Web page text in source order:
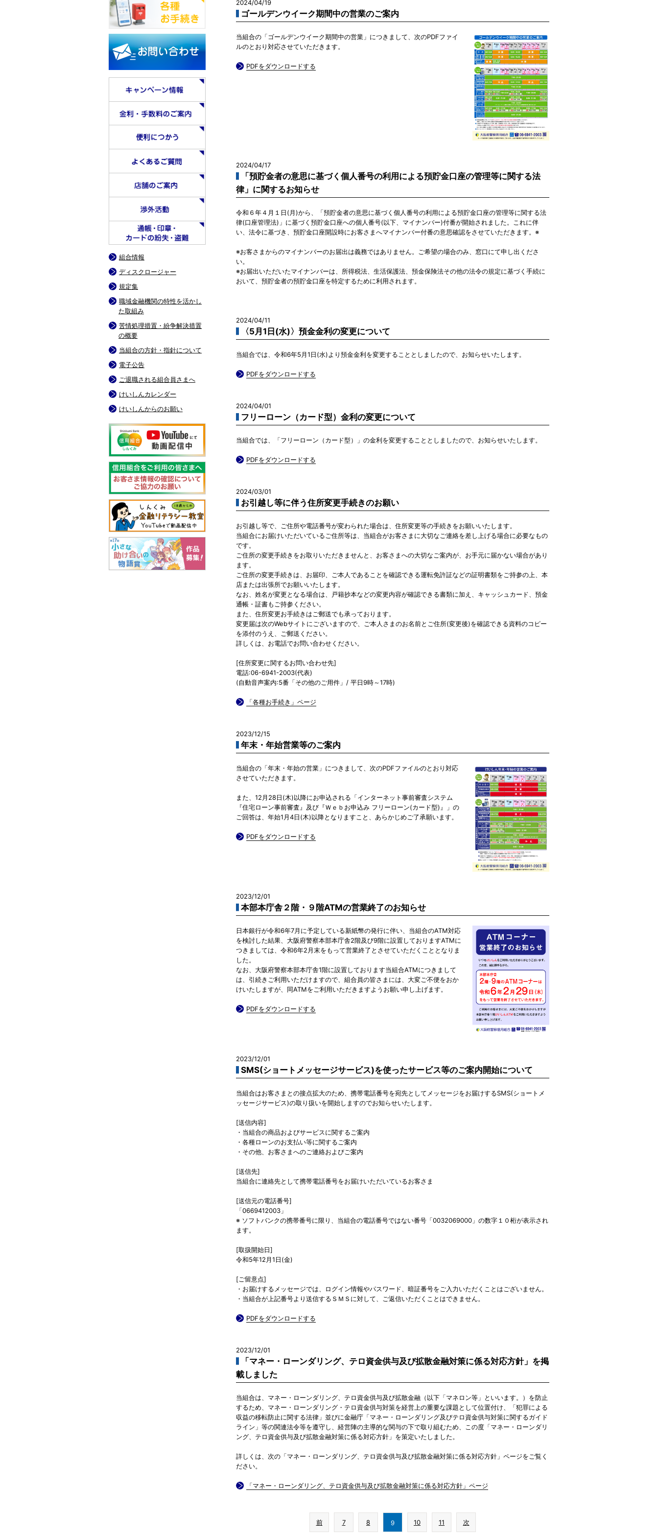
2024/04/19
ゴールデンウイーク期間中の営業のご案内
当組合の「ゴールデンウイーク期間中の営業」につきまして、次のPDFファイ
ルのとおり対応させていただきます。
PDFをダウンロードする
2024/04/17
「預貯金者の意思に基づく個人番号の利用による預貯金口座の管理等に関する法
律」に関するお知らせ
令和６年４月１日(月)から、「預貯金者の意思に基づく個人番号の利用による預貯金口座の管理等に関する法
律(口座管理法)」に基づく預貯金口座への個人番号(以下、マイナンバー)付番が開始されました。これに伴
い、法令に基づき、預貯金口座開設時にお客さまへマイナンバー付番の意思確認をさせていただきます。※
※お客さまからのマイナンバーのお届出は義務ではありません。ご希望の場合のみ、窓口にて申し出くださ
い。
※お届出いただいたマイナンバーは、所得税法、生活保護法、預金保険法その他の法令の規定に基づく手続に
おいて、預貯金者の預貯金口座を特定するために利用されます。
2024/04/11
〈5月1日(水)〉預金金利の変更について
当組合では、令和6年5月1日(水)より預金金利を変更することとしましたので、お知らせいたします。
PDFをダウンロードする
2024/04/01
フリーローン（カード型）金利の変更について
当組合では、「フリーローン（カード型）」の金利を変更することとしましたので、お知らせいたします。
PDFをダウンロードする
2024/03/01
お引越し等に伴う住所変更手続きのお願い
お引越し等で、ご住所や電話番号が変わられた場合は、住所変更等の手続きをお願いいたします。
当組合にお届けいただいているご住所等は、当組合がお客さまに大切なご連絡を差し上げる場合に必要なもの
です。
ご住所の変更手続きをお取りいただきませんと、お客さまへの大切なご案内が、お手元に届かない場合があり
ます。
ご住所の変更手続きは、お届印、ご本人であることを確認できる運転免許証などの証明書類をご持参の上、本
店または出張所でお願いいたします。
なお、姓名が変更となる場合は、戸籍抄本などの変更内容が確認できる書類に加え、キャッシュカード、預金
通帳・証書もご持参ください。
また、住所変更お手続きはご郵送でも承っております。
変更届は次のWebサイトにございますので、ご本人さまのお名前とご住所(変更後)を確認できる資料のコピー
を添付のうえ、ご郵送ください。
詳しくは、お電話でお問い合わせください。
[住所変更に関するお問い合わせ先]
電話:06-6941-2003(代表)
(自動音声案内:5番「その他のご用件」/ 平日9時～17時)
「各種お手続き」ページ
2023/12/15
年末・年始営業等のご案内
当組合の「年末・年始の営業」につきまして、次のPDFファイルのとおり対応
させていただきます。
また、12月28日(木)以降にお申込される「インターネット事前審査システム
『住宅ローン事前審査』及び『Ｗｅｂお申込み フリーローン(カード型)』」の
ご回答は、年始1月4日(木)以降となりますこと、あらかじめご了承願います。
PDFをダウンロードする
2023/12/01
本部本庁舎２階・９階ATMの営業終了のお知らせ
日本銀行が令和6年7月に予定している新紙幣の発行に伴い、当組合のATM対応
を検討した結果、大阪府警察本部本庁舎2階及び9階に設置しておりますATMに
つきましては、令和6年2月末をもって営業終了とさせていただくこととなりま
した。
なお、大阪府警察本部本庁舎1階に設置しております当組合ATMにつきまして
は、引続きご利用いただけますので、組合員の皆さまには、大変ご不便をおか
けいたしますが、同ATMをご利用いただきますようお願い申し上げます。
PDFをダウンロードする
2023/12/01
SMS(ショートメッセージサービス)を使ったサービス等のご案内開始について
当組合はお客さまとの接点拡大のため、携帯電話番号を宛先としてメッセージをお届けするSMS(ショートメ
ッセージサービス)の取り扱いを開始しますのでお知らせいたします。
[送信内容]
・当組合の商品およびサービスに関するご案内
・各種ローンのお支払い等に関するご案内
・その他、お客さまへのご連絡およびご案内
[送信先]
当組合に連絡先として携帯電話番号をお届けいただいているお客さま
[送信元の電話番号]
「0669412003」
※ ソフトバンクの携帯番号に限り、当組合の電話番号ではない番号「0032069000」の数字１０桁が表示され
ます。
[取扱開始日]
令和5年12月1日(金)
[ご留意点]
・お届けするメッセージでは、ログイン情報やパスワード、暗証番号をご入力いただくことはございません。
・当組合が上記番号より送信するＳＭＳに対して、ご返信いただくことはできません。
PDFをダウンロードする
2023/12/01
「マネー・ローンダリング、テロ資金供与及び拡散金融対策に係る対応方針」を掲
載しました
当組合は、マネー・ローンダリング、テロ資金供与及び拡散金融（以下「マネロン等」といいます。）を防止
するため、マネー・ローンダリング・テロ資金供与対策を経営上の重要な課題として位置付け、「犯罪による
収益の移転防止に関する法律」並びに金融庁「マネー・ローンダリング及びテロ資金供与対策に関するガイド
ライン」等の関連法令等を遵守し、経営陣の主導的な関与の下で取り組むため、この度「マネー・ローンダリ
ング、テロ資金供与及び拡散金融対策に係る対応方針」を策定いたしました。
詳しくは、次の「マネー・ローンダリング、テロ資金供与及び拡散金融対策に係る対応方針」ページをご覧く
ださい。
「マネー・ローンダリング、テロ資金供与及び拡散金融対策に係る対応方針」ページ
前 7 8 9 10 11 次
組合情報
ディスクロージャー
規定集
職域金融機関の特性を活かし
た取組み
苦情処理措置・紛争解決措置
の概要
当組合の方針・指針について
電子公告
ご退職される組合員さまへ
けいしんカレンダー
けいしんからのお願い